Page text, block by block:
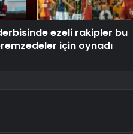
ezeli rakipler bu
için oynadı